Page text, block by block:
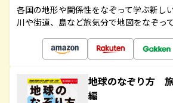
各国の地形や関係性をなぞって学ぶ新し
川や街道、島など旅気分で地図をなぞっ
地球のなぞり方
編